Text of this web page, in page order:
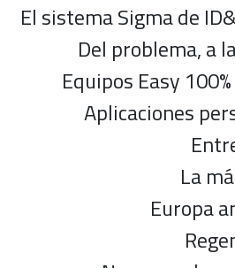
El sistema Sigma de
Del problema, a
Equipos Easy
Aplicaciones
La
Europa